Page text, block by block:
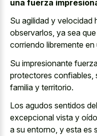
una fuerza
Su agilidad y velocidad
observarlos, ya sea
corriendo libremente en
Su impresionante
protectores confiables,
familia y territorio.
Los agudos sentidos
excepcional vista y
a su entorno, y esta es